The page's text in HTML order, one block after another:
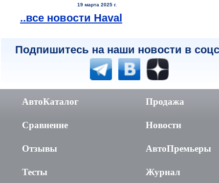
19 марта 2025 г.
..все новости Haval
Подпишитесь на наши новости в
АвтоКаталог
Сравнение
Отзывы
Тесты
Продажа
Новости
АвтоПремьеры
Журнал